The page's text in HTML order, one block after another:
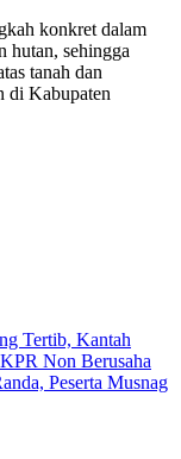
konkret dalam
hutan, sehingga
tanah dan
di Kabupaten
Tertib, Kantah
Non Berusaha
Peserta Musnag